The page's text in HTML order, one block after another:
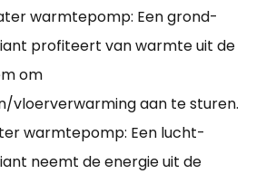
warmtepomp: Een grond-
profiteert van warmte uit de
om
vloerverwarming aan te sturen.
warmtepomp: Een lucht-
neemt de energie uit de